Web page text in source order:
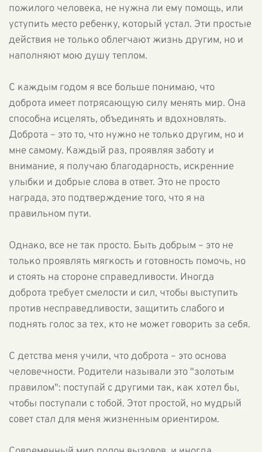
пожилого человека, не нужна ли ему помощь, или
уступить место ребенку, который устал. Эти простые
действия не только облегчают жизнь другим, но и
наполняют мою душу теплом.
С каждым годом я все больше понимаю, что
доброта имеет потрясающую силу менять мир. Она
способна исцелять, объединять и вдохновлять.
Доброта – это то, что нужно не только другим, но и
мне самому. Каждый раз, проявляя заботу и
внимание, я получаю благодарность, искренние
улыбки и добрые слова в ответ. Это не просто
награда, это подтверждение того, что я на
правильном пути.
Однако, все не так просто. Быть добрым – это не
только проявлять мягкость и готовность помочь, но
и стоять на стороне справедливости. Иногда
доброта требует смелости и сил, чтобы выступить
против несправедливости, защитить слабого и
поднять голос за тех, кто не может говорить за себя.
С детства меня учили, что доброта – это основа
человечности. Родители называли это "золотым
правилом": поступай с другими так, как хотел бы,
чтобы поступали с тобой. Этот простой, но мудрый
совет стал для меня жизненным ориентиром.